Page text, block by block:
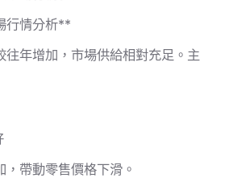
行情分析**
往年增加，市場供給相對充足。主
，帶動零售價格下滑。